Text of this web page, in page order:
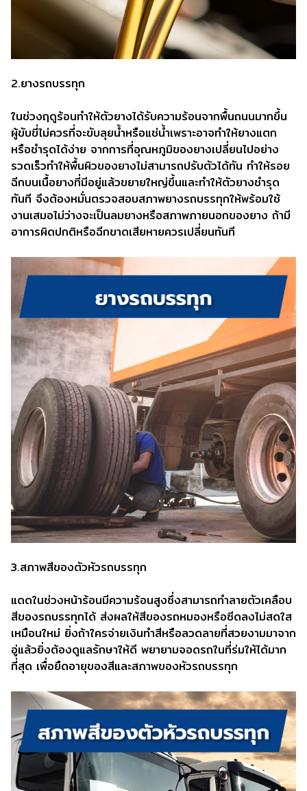
2.ยางรถบรรทุก
ในช่วงฤดูร้อนทำให้ตัวยางได้รับความร้อนจากพื้นถนนมากขึ้น
ผู้ขับขี่ไม่ควรที่จะขับลุยน้ำหรือแช่น้ำเพราะอาจทำให้ยางแตก
หรือชำรุดได้ง่าย จากการที่อุณหภูมิของยางเปลี่ยนไปอย่าง
รวดเร็วทำให้พื้นผิวของยางไม่สามารถปรับตัวได้ทัน ทำให้รอย
ฉีกบนเนื้อยางที่มีอยู่แล้วขยายใหญ่ขึ้นและทำให้ตัวยางชำรุด
ทันที จึงต้องหมั่นตรวจสอบสภาพยางรถบรรทุกให้พร้อมใช้
งานเสมอไม่ว่างจะเป็นลมยางหรือสภาพภายนอกของยาง ถ้ามี
อาการผิดปกติหรือฉีกขาดเสียหายควรเปลี่ยนทันที
3.สภาพสีของตัวหัวรถบรรทุก
แดดในช่วงหน้าร้อนมีความร้อนสูงซึ่งสามารถทำลายตัวเคลือบ
สีของรถบรรทุกได้ ส่งผลให้สีของรถหมองหรือซีดลงไม่สดใส
เหมือนใหม่ ยิ่งถ้าใครจ่ายเงินทำสีหรือลวดลายที่สวยงามมาจาก
อู่แล้วยิ่งต้องดูแลรักษาให้ดี พยายามจอดรถในที่ร่มให้ได้มาก
ที่สุด เพื่อยืดอายุของสีและสภาพของหัวรถบรรทุก